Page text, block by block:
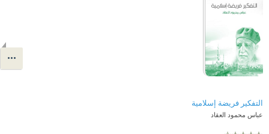
التفكير فريضة إسلامية
عباس محمود العقاد